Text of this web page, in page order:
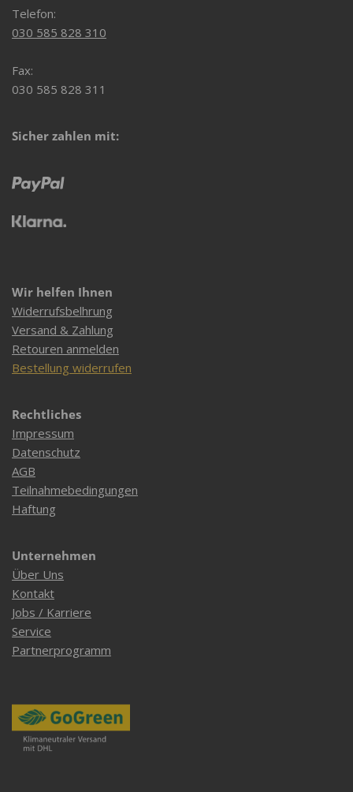
Telefon:
030 585 828 310
Fax:
030 585 828 311
Sicher zahlen mit:
Wir helfen Ihnen
Widerrufsbelhrung
Versand & Zahlung
Retouren anmelden
Bestellung widerrufen
Rechtliches
Impressum
Datenschutz
AGB
Teilnahmebedingungen
Haftung
Unternehmen
Über Uns
Kontakt
Jobs / Karriere
Service
Partnerprogramm